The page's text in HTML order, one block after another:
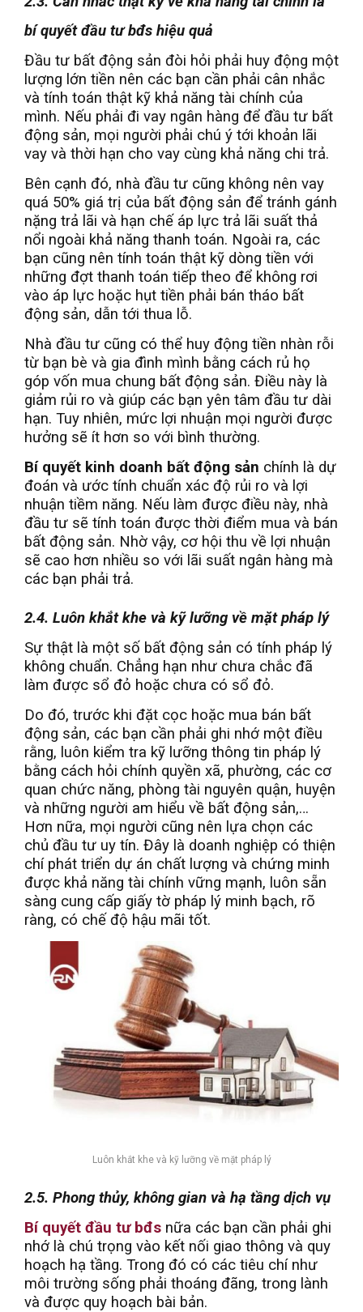
bí quyết đầu tư bđs hiệu quả
Đầu tư bất động sản đòi hỏi phải huy động một
lượng lớn tiền nên các bạn cần phải cân nhắc
và tính toán thật kỹ khả năng tài chính của
mình. Nếu phải đi vay ngân hàng để đầu tư bất
động sản, mọi người phải chú ý tới khoản lãi
vay và thời hạn cho vay cùng khả năng chi trả.
Bên cạnh đó, nhà đầu tư cũng không nên vay
quá 50% giá trị của bất động sản để tránh gánh
nặng trả lãi và hạn chế áp lực trả lãi suất thả
nổi ngoài khả năng thanh toán. Ngoài ra, các
bạn cũng nên tính toán thật kỹ dòng tiền với
những đợt thanh toán tiếp theo để không rơi
vào áp lực hoặc hụt tiền phải bán tháo bất
động sản, dẫn tới thua lỗ.
Nhà đầu tư cũng có thể huy động tiền nhàn rỗi
từ bạn bè và gia đình mình bằng cách rủ họ
góp vốn mua chung bất động sản. Điều này là
giảm rủi ro và giúp các bạn yên tâm đầu tư dài
hạn. Tuy nhiên, mức lợi nhuận mọi người được
hưởng sẽ ít hơn so với bình thường.
Bí quyết kinh doanh bất động sản chính là dự
đoán và ước tính chuẩn xác độ rủi ro và lợi
nhuận tiềm năng. Nếu làm được điều này, nhà
đầu tư sẽ tính toán được thời điểm mua và bán
bất động sản. Nhờ vậy, cơ hội thu về lợi nhuận
sẽ cao hơn nhiều so với lãi suất ngân hàng mà
các bạn phải trả.
2.4. Luôn khắt khe và kỹ lưỡng về mặt pháp lý
Sự thật là một số bất động sản có tính pháp lý
không chuẩn. Chẳng hạn như chưa chắc đã
làm được sổ đỏ hoặc chưa có sổ đỏ.
Do đó, trước khi đặt cọc hoặc mua bán bất
động sản, các bạn cần phải ghi nhớ một điều
rằng, luôn kiểm tra kỹ lưỡng thông tin pháp lý
bằng cách hỏi chính quyền xã, phường, các cơ
quan chức năng, phòng tài nguyên quận, huyện
và những người am hiểu về bất động sản,…
Hơn nữa, mọi người cũng nên lựa chọn các
chủ đầu tư uy tín. Đây là doanh nghiệp có thiện
chí phát triển dự án chất lượng và chứng minh
được khả năng tài chính vững mạnh, luôn sẵn
sàng cung cấp giấy tờ pháp lý minh bạch, rõ
ràng, có chế độ hậu mãi tốt.
Luôn khắt khe và kỹ lưỡng về mặt pháp lý
2.5. Phong thủy, không gian và hạ tầng dịch vụ
Bí quyết đầu tư bđs nữa các bạn cần phải ghi
nhớ là chú trọng vào kết nối giao thông và quy
hoạch hạ tầng. Trong đó có các tiêu chí như
môi trường sống phải thoáng đãng, trong lành
và được quy hoạch bài bản.